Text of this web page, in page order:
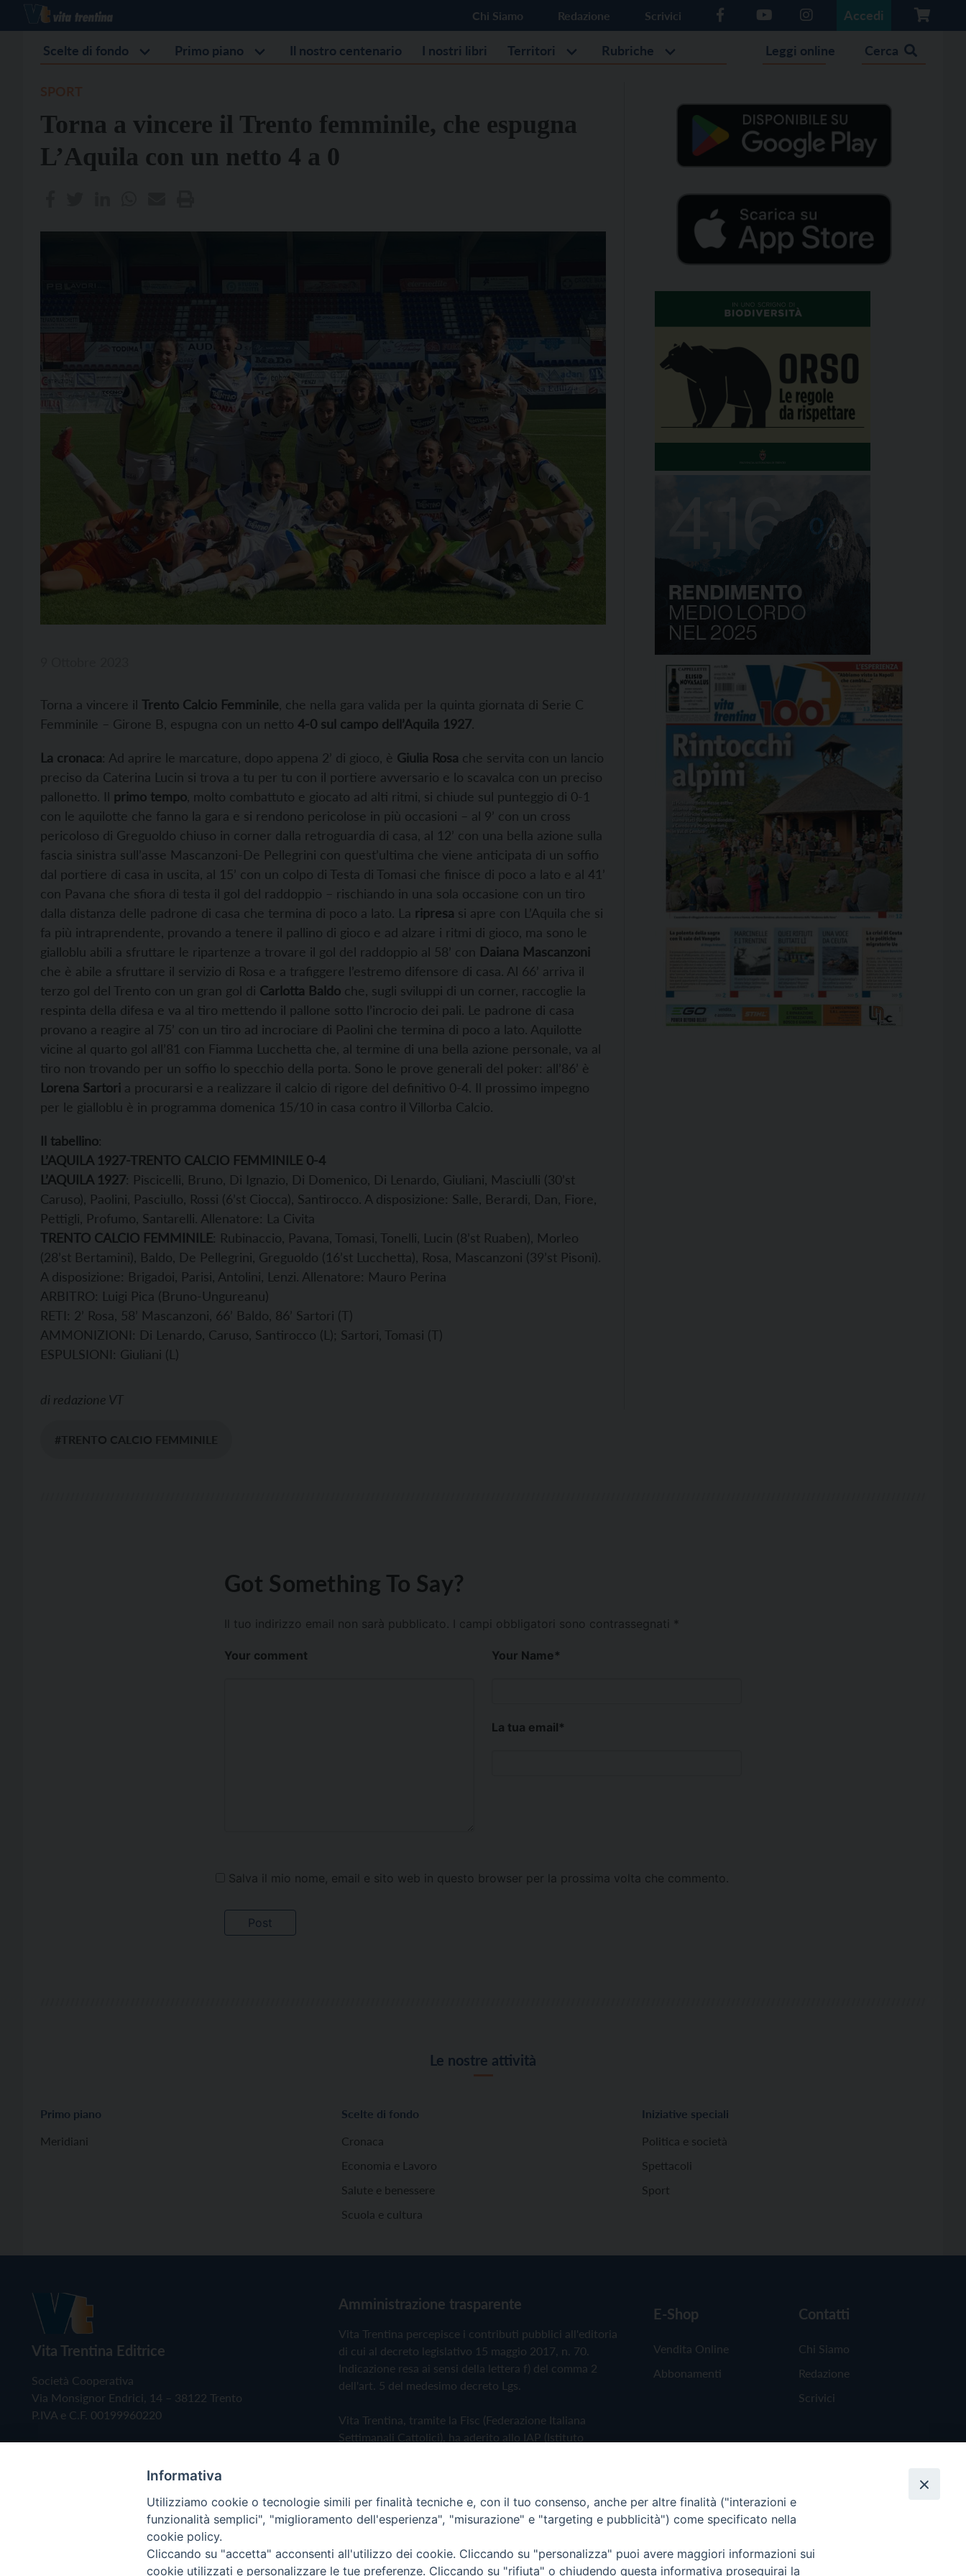
Chi Siamo Redazione Scrivici Accedi
Scelte di fondo Primo piano Il nostro centenario I nostri libri Territori Rubriche Leggi online Cerca
Torna a vincere il Trento femminile, che espugna
L’Aquila con un netto 4 a 0
Torna a vincere il Trento Calcio Femminile, che nella gara valida per la quinta giornata di Serie C
Femminile – Girone B, espugna con un netto 4-0 sul campo dell’Aquila 1927.
La cronaca: Ad aprire le marcature, dopo appena 2’ di gioco, è Giulia Rosa che servita con un lancio
preciso da Caterina Lucin si trova a tu per tu con il portiere avversario e lo scavalca con un preciso
pallonetto. Il primo tempo, molto combattuto e giocato ad alti ritmi, si chiude sul punteggio di 0-1
con le aquilotte che fanno la gara e si rendono pericolose in più occasioni – al 9’ con un cross
pericoloso di Greguoldo chiuso in corner dalla retroguardia di casa, al 12’ con una bella azione sulla
fascia sinistra sull’asse Mascanzoni-De Pellegrini con quest’ultima che viene anticipata di un soffio
dal portiere di casa in uscita, al 15’ con un colpo di Testa di Tomasi che finisce di poco a lato e al 41’
con Pavana che sfiora di testa il gol del raddoppio – rischiando in una sola occasione con un tiro
dalla distanza delle padrone di casa che termina di poco a lato. La ripresa si apre con L’Aquila che si
fa più intraprendente, provando a tenere il pallino di gioco e ad alzare i ritmi di gioco, ma sono le
gialloblu abili a sfruttare le ripartenze a trovare il gol del raddoppio al 58’ con Daiana Mascanzoni
che è abile a sfruttare il servizio di Rosa e a trafiggere l’estremo difensore di casa. Al 66’ arriva il
terzo gol del Trento con un gran gol di Carlotta Baldo che, sugli sviluppi di un corner, raccoglie la
respinta della difesa e va al tiro mettendo il pallone sotto l’incrocio dei pali. Le padrone di casa
provano a reagire al 75’ con un tiro ad incrociare di Paolini che termina di poco a lato. Aquilotte
vicine al quarto gol all’81 con Fiamma Lucchetta che, al termine di una bella azione personale, va al
tiro non trovando per un soffio lo specchio della porta. Sono le prove generali del poker: all’86’ è
Lorena Sartori a procurarsi e a realizzare il calcio di rigore del definitivo 0-4. Il prossimo impegno
per le gialloblu è in programma domenica 15/10 in casa contro il Villorba Calcio.
Il tabellino:
L’AQUILA 1927-TRENTO CALCIO FEMMINILE 0-4
L’AQUILA 1927: Piscicelli, Bruno, Di Ignazio, Di Domenico, Di Lenardo, Giuliani, Masciulli (30’st
Caruso), Paolini, Pasciullo, Rossi (6’st Ciocca), Santirocco. A disposizione: Salle, Berardi, Dan, Fiore,
Pettigli, Profumo, Santarelli. Allenatore: La Civita
TRENTO CALCIO FEMMINILE: Rubinaccio, Pavana, Tomasi, Tonelli, Lucin (8’st Ruaben), Morleo
(28’st Bertamini), Baldo, De Pellegrini, Greguoldo (16’st Lucchetta), Rosa, Mascanzoni (39’st Pisoni).
A disposizione: Brigadoi, Parisi, Antolini, Lenzi. Allenatore: Mauro Perina
ARBITRO: Luigi Pica (Bruno-Ungureanu)
RETI: 2’ Rosa, 58’ Mascanzoni, 66’ Baldo, 86’ Sartori (T)
AMMONIZIONI: Di Lenardo, Caruso, Santirocco (L); Sartori, Tomasi (T)
ESPULSIONI: Giuliani (L)
di redazione VT
#TRENTO CALCIO FEMMINILE
Got Something To Say?
Il tuo indirizzo email non sarà pubblicato. I campi obbligatori sono contrassegnati *
Your comment Your Name*
La tua email*
Salva il mio nome, email e sito web in questo browser per la prossima volta che commento.
Le nostre attività
Primo piano
Meridiani
Scelte di fondo
Cronaca
Economia e Lavoro
Salute e benessere
Scuola e cultura
Iniziative speciali
Politica e società
Spettacoli
Sport
Vita Trentina Editrice
Società Cooperativa
Via Monsignor Endrici, 14 – 38122 Trento
P.IVA e C.F. 00199960220
Amministrazione trasparente
Vita Trentina percepisce i contributi pubblici all'editoria
di cui al decreto legislativo 15 maggio 2017, n. 70.
Indicazione resa ai sensi della lettera f) del comma 2
dell'art. 5 del medesimo decreto Lgs.
Vita Trentina, tramite la Fisc (Federazione Italiana
Settimanali Cattolici), ha aderito allo IAP (Istituto
Privacy Policy Cookie Policy
E-Shop
Vendita Online
Abbonamenti
Contatti
Chi Siamo
Redazione
Scrivici
Copyright © 2019 - Tutti i diritti riservati - Vita Trentina Editrice
Informativa
Utilizziamo cookie o tecnologie simili per finalità tecniche e, con il tuo consenso, anche per altre finalità ("interazioni e
funzionalità semplici", "miglioramento dell'esperienza", "misurazione" e "targeting e pubblicità") come specificato nella
cookie policy.
Cliccando su "accetta" acconsenti all'utilizzo dei cookie. Cliccando su "personalizza" puoi avere maggiori informazioni sui
cookie utilizzati e personalizzare le tue preferenze. Cliccando su "rifiuta" o chiudendo questa informativa proseguirai la